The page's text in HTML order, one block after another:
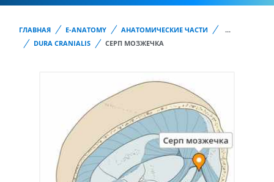
ГЛАВНАЯ E-ANATOMY АНАТОМИЧЕСКИЕ ЧАСТИ
...
DURA CRANIALIS
СЕРП МОЗЖЕЧКА